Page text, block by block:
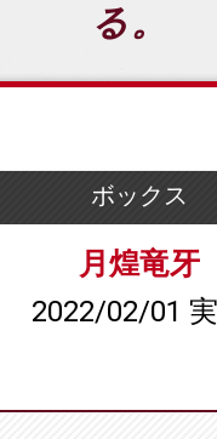
る。
ボックス
月煌竜牙
2022/02/01